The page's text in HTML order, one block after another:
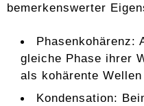
bemerkenswerter
Phasenkohärenz:
gleiche Phase ihrer
als kohärente
Kondensation: